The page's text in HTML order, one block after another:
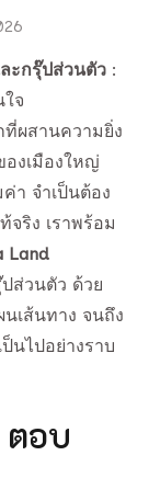
ะกรุ๊ปส่วนตัว :
จ
ที่ผสานความยิ่ง
งเมืองใหญ่
า จำเป็นต้อง
จริง เราพร้อม
Land
ส่วนตัว ด้วย
เส้นทาง จนถึง
นไปอย่างราบ
ตอบ